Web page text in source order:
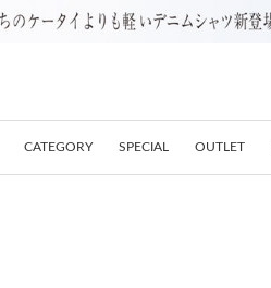
CATEGORY SPECIAL OUTLET